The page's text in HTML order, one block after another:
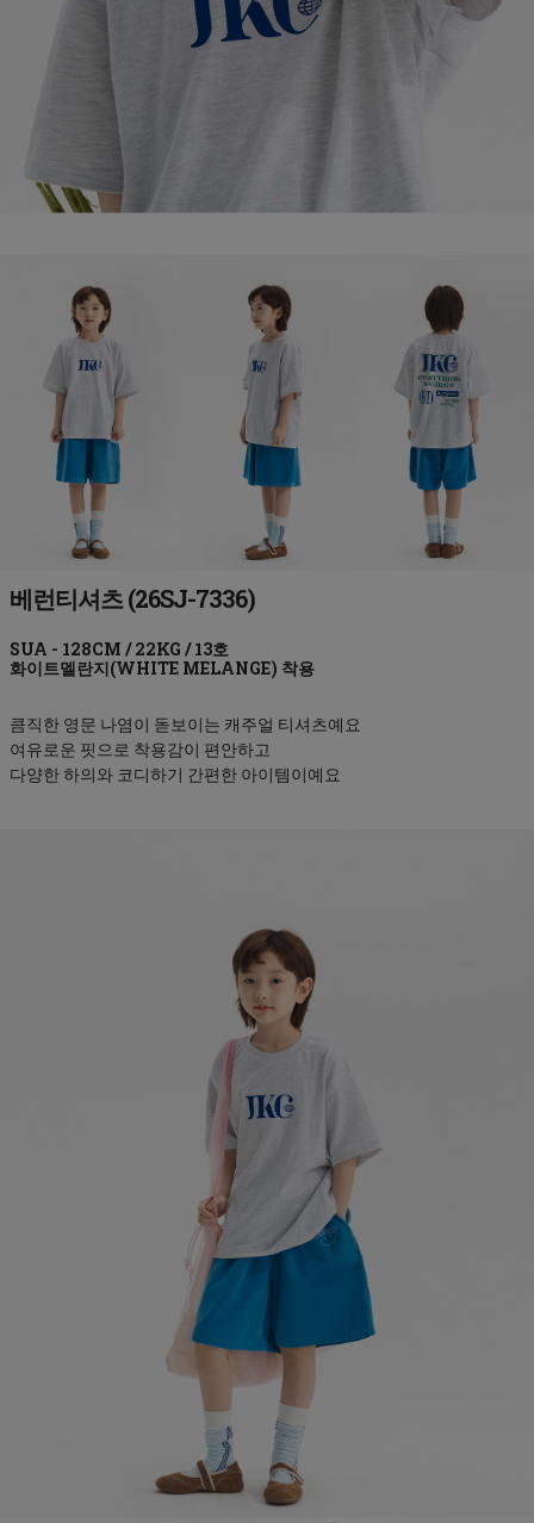
베런티셔츠 (26SJ-7336)
화이트멜란지(WHITE MELANGE)
큼직한 영문 나염이 돋보이는 캐주얼 티셔츠예요
여유로운 핏으로 착용감이 편안하고
다양한 하의와 코디하기 간편한 아이템이예요